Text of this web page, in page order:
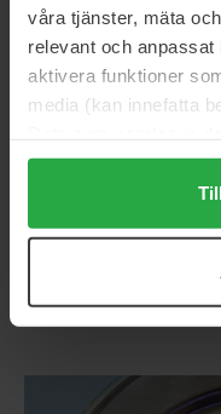
våra tjänster, mäta
relevant och
aktivera funktioner
media (kan innefatta
Genom att trycka på
alla cookies, medan
användningen av
samt vår
Stap 2: Herstel &
In deze stap geef je
herstellen en sterker
serum dat helpt de
te verminderen.